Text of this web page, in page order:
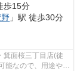
歩15分
」駅 徒歩30分
箕面桜三丁目店(徒
能なので、用途や行